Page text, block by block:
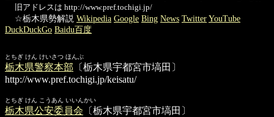
旧アドレスは http://www.pref.tochigi.jp/
☆栃木県勢解説 Wikipedia Google Bing News Twitter YouTube
DuckDuckGo Baidu百度
とちぎ けん けいさつ ほんぶ
栃木県警察本部 〔栃木県宇都宮市塙田〕
http://www.pref.tochigi.jp/keisatu/
とちぎ けん こうあん いいんかい
栃木県公安委員会 〔栃木県宇都宮市塙田〕